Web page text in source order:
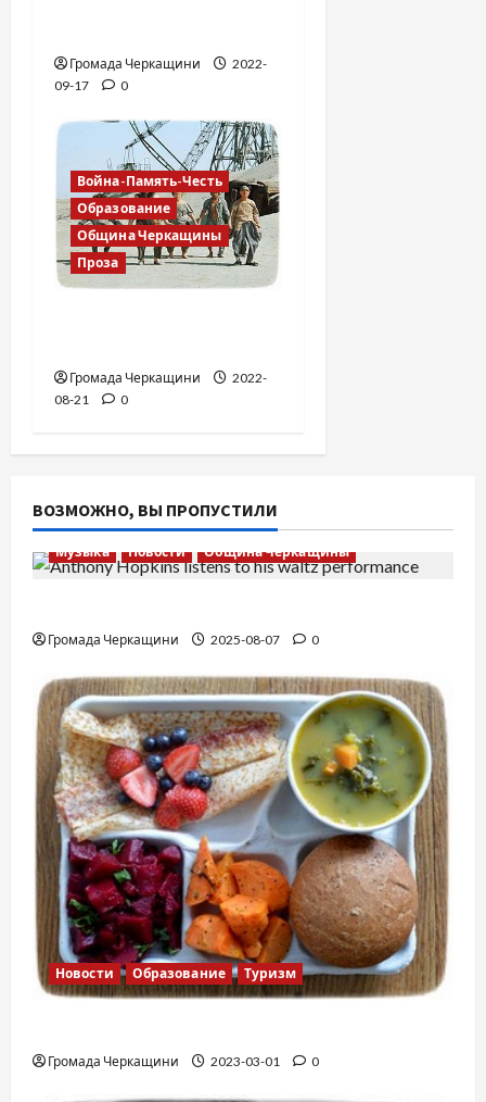
Громада Черкащини
2022-
09-17
0
Война-Память-Честь
Образование
Община Черкащины
Проза
Громада Черкащини
2022-
08-21
0
ВОЗМОЖНО, ВЫ ПРОПУСТИЛИ
Музыка Новости Община Черкащины
Громада Черкащини 2025-08-07 0
Новости Образование Туризм
Громада Черкащини 2023-03-01 0